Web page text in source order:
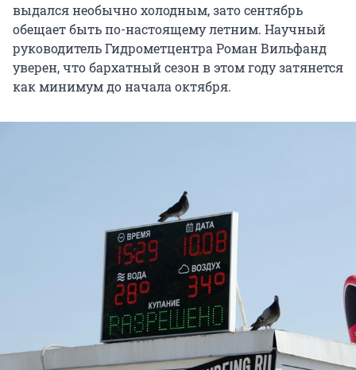
выдался необычно холодным, зато сентябрь
обещает быть по-настоящему летним. Научный
руководитель Гидрометцентра Роман Вильфанд
уверен, что бархатный сезон в этом году затянется
как минимум до начала октября.